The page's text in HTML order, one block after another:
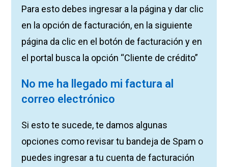
Para esto debes ingresar a la página y dar clic
en la opción de facturación, en la siguiente
página da clic en el botón de facturación y en
el portal busca la opción “Cliente de crédito”
No me ha llegado mi factura al
correo electrónico
Si esto te sucede, te damos algunas
opciones como revisar tu bandeja de Spam o
puedes ingresar a tu cuenta de facturación